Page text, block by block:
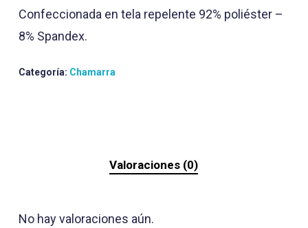
Confeccionada en tela repelente 92% poliéster –
8% Spandex.
Categoría: Chamarra
Valoraciones (0)
No hay valoraciones aún.